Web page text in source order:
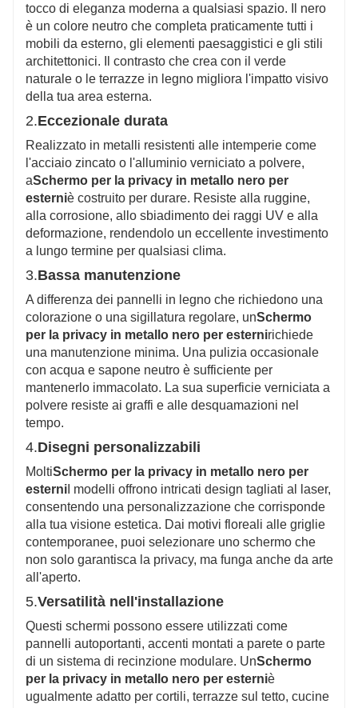
tocco di eleganza moderna a qualsiasi spazio. Il nero
è un colore neutro che completa praticamente tutti i
mobili da esterno, gli elementi paesaggistici e gli stili
architettonici. Il contrasto che crea con il verde
naturale o le terrazze in legno migliora l'impatto visivo
della tua area esterna.
2.Eccezionale durata
Realizzato in metalli resistenti alle intemperie come
l'acciaio zincato o l'alluminio verniciato a polvere,
aSchermo per la privacy in metallo nero per
esterniè costruito per durare. Resiste alla ruggine,
alla corrosione, allo sbiadimento dei raggi UV e alla
deformazione, rendendolo un eccellente investimento
a lungo termine per qualsiasi clima.
3.Bassa manutenzione
A differenza dei pannelli in legno che richiedono una
colorazione o una sigillatura regolare, unSchermo
per la privacy in metallo nero per esternirichiede
una manutenzione minima. Una pulizia occasionale
con acqua e sapone neutro è sufficiente per
mantenerlo immacolato. La sua superficie verniciata a
polvere resiste ai graffi e alle desquamazioni nel
tempo.
4.Disegni personalizzabili
MoltiSchermo per la privacy in metallo nero per
esterni I modelli offrono intricati design tagliati al laser,
consentendo una personalizzazione che corrisponde
alla tua visione estetica. Dai motivi floreali alle griglie
contemporanee, puoi selezionare uno schermo che
non solo garantisca la privacy, ma funga anche da arte
all'aperto.
5.Versatilità nell'installazione
Questi schermi possono essere utilizzati come
pannelli autoportanti, accenti montati a parete o parte
di un sistema di recinzione modulare. UnSchermo
per la privacy in metallo nero per esterniè
ugualmente adatto per cortili, terrazze sul tetto, cucine